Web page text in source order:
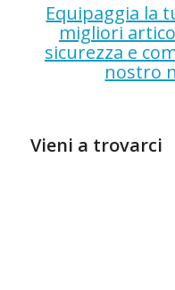
Equipaggia la
migliori
sicurezza e
nostro
Vieni a trovarci